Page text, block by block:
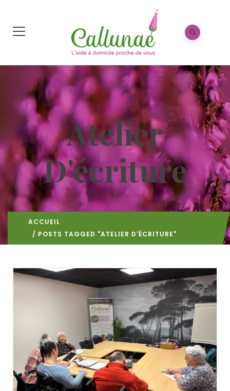
Atelier
D'écriture
ACCUEIL
/ POSTS TAGGED "ATELIER D'ÉCRITURE"